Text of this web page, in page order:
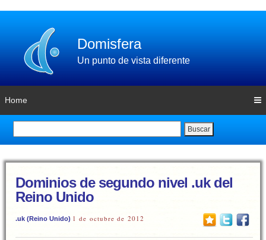
Domisfera
Un punto de vista diferente
Home
Buscar
Dominios de segundo nivel .uk del
Reino Unido
.uk (Reino Unido) 1 de octubre de 2012